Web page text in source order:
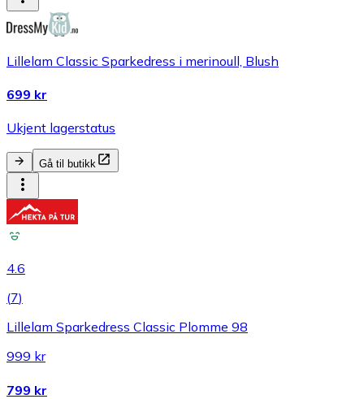
Lillelam Classic Sparkedress i merinoull, Blush
699 kr
Ukjent lagerstatus
Gå til butikk
4.6
(7)
Lillelam Sparkedress Classic Plomme 98
999 kr
799 kr